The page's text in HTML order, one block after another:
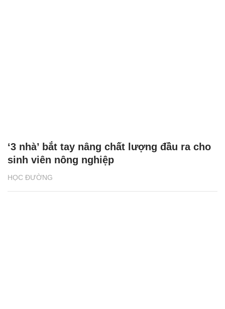
HỌC ĐƯỜNG
‘3 nhà’ bắt tay nâng chất lượng đầu ra cho
sinh viên nông nghiệp